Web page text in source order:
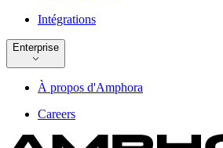
Intégrations
Enterprise
À propos d'Amphora
Careers